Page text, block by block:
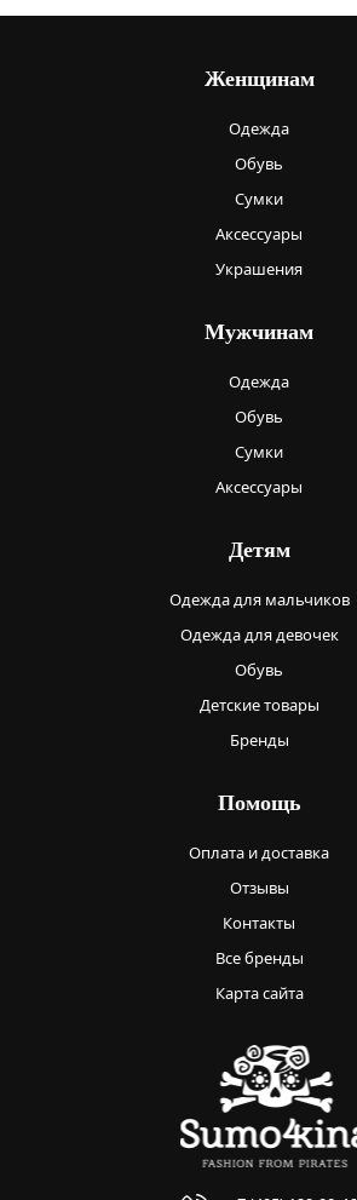
Женщинам
Одежда
Обувь
Сумки
Аксессуары
Украшения
Мужчинам
Одежда
Обувь
Сумки
Аксессуары
Детям
Одежда для мальчиков
Одежда для девочек
Обувь
Детские товары
Бренды
Помощь
Оплата и доставка
Отзывы
Контакты
Все бренды
Карта сайта